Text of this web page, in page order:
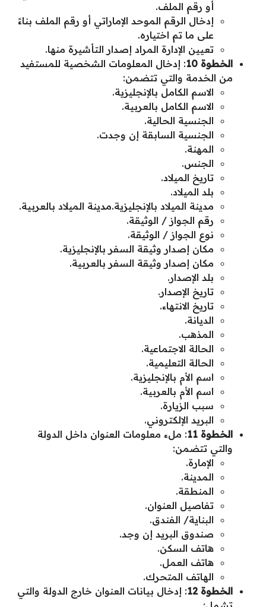
أو رقم الملف.
إدخال الرقم الموحد الإماراتي أو رقم الملف بناءً
على ما تم اختياره.
تعيين الإدارة المراد إصدار التأشيرة منها.
الخطوة 10
: إدخال المعلومات الشخصية للمستفيد
من الخدمة والتي تتضمن:
الاسم الكامل بالإنجليزية.
الاسم الكامل بالعربية.
الجنسية الحالية.
الجنسية السابقة إن وجدت.
المهنة.
الجنس.
تاريخ الميلاد.
بلد الميلاد.
مدينة الميلاد بالإنجليزية.مدينة الميلاد بالعربية.
رقم الجواز / الوثيقة.
نوع الجواز / الوثيقة.
مكان إصدار وثيقة السفر بالإنجليزية.
مكان إصدار وثيقة السفر بالعربية.
بلد الإصدار.
تاريخ الإصدار.
تاريخ الانتهاء.
الديانة.
المذهب.
الحالة الاجتماعية.
الحالة التعليمية.
اسم الأم بالإنجليزية.
اسم الأم بالعربية.
سبب الزيارة.
البريد الإلكتروني.
الخطوة 11
: ملء معلومات العنوان داخل الدولة
والتي تتضمن:
الإمارة.
المدينة.
المنطقة.
تفاصيل العنوان.
البناية/ الفندق.
صندوق البريد إن وجد.
هاتف السكن.
هاتف العمل.
الهاتف المتحرك.
الخطوة 12
: إدخال بيانات العنوان خارج الدولة والتي